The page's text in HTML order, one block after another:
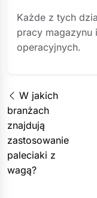
Każde z tych
pracy magazynu
operacyjnych.
W jakich
branżach
znajdują
zastosowanie
paleciaki z
wagą?